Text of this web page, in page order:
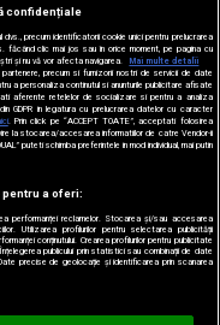
pe
confidențiale
precum identificatorii cookie unici pentru prelucrarea
clic mai jos sau în orice moment, pe pagina cu
și nu vă vor afecta navigarea.
Mai multe detalii
precum si furnizorii nostri de servicii de date
a personaliza continutul si anunturile publicitare afisate
aferente retelelor de socializare si pentru a analiza
GDPR in legatura cu prelucrarea datelor cu caracter
. Prin click pe “ACCEPT TOATE”, acceptati folosirea
la stocarea/accesarea informatiilor de catre Vendor-ii
puteti schimba preferintele in mod individual, mai putin
a oferi:
performanței reclamelor. Stocarea și/sau accesarea
Utilizarea profilurilor pentru selectarea publicității
conținutului. Crearea profilurilor pentru publicitate
publicului prin statistici sau combinații de date
precise de geolocație și identificarea prin scanarea